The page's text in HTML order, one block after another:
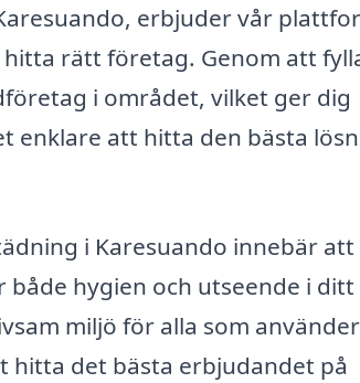
erbjuder vår
rätt företag. Genom att
i området, vilket ger dig
enklare att hitta den bästa
i Karesuando innebär att
hygien och utseende i ditt
miljö för alla som använder
det bästa erbjudandet på